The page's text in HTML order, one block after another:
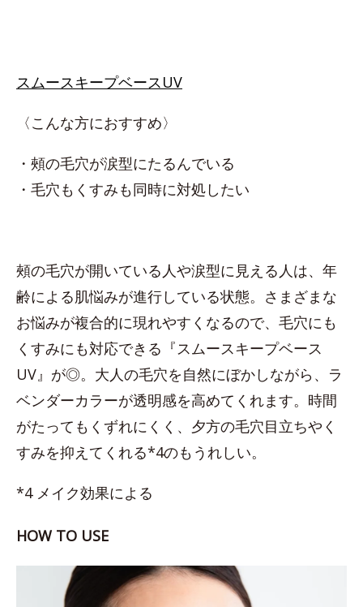
スムースキープベースUV
〈こんな方におすすめ〉
・頰の毛穴が涙型にたるんでいる
・毛穴もくすみも同時に対処したい
頰の毛穴が開いている人や涙型に見える人は、年
齢による肌悩みが進行している状態。さまざまな
お悩みが複合的に現れやすくなるので、毛穴にも
くすみにも対応できる『スムースキープベース
UV』が◎。大人の毛穴を自然にぼかしながら、ラ
ベンダーカラーが透明感を高めてくれます。時間
がたってもくずれにくく、夕方の毛穴目立ちやく
すみを抑えてくれる*4のもうれしい。
*4 メイク効果による
HOW TO USE